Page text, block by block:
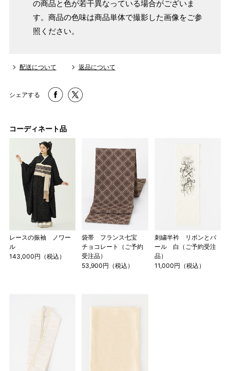
の商品と色が若干異なっている場合がございま
す。商品の色味は商品単体で撮影した画像をご参
照ください。
配送について 返品について
シェアする
コーディネート品
レースの振袖 ノワー
ル
143,000円（税込）
袋帯 フランス七宝
チョコレート（ご予約
受注品）
53,900円（税込）
刺繍半衿 リボンとパ
ール 白（ご予約受注
品）
11,000円（税込）